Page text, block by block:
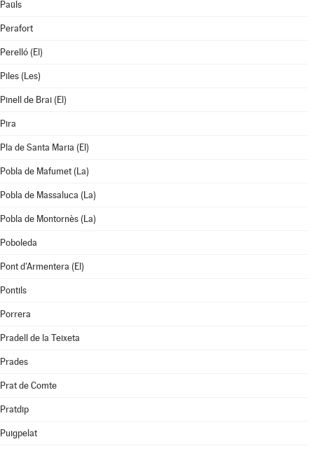
Paüls
Perafort
Perelló (El)
Piles (Les)
Pinell de Brai (El)
Pira
Pla de Santa Maria (El)
Pobla de Mafumet (La)
Pobla de Massaluca (La)
Pobla de Montornès (La)
Poboleda
Pont d'Armentera (El)
Pontils
Porrera
Pradell de la Teixeta
Prades
Prat de Comte
Pratdip
Puigpelat